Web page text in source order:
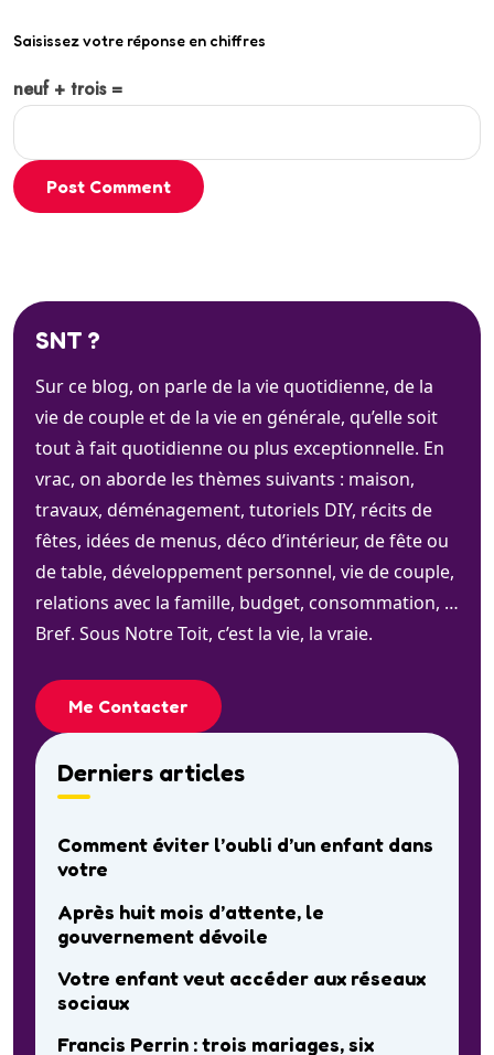
Saisissez votre réponse en chiffres
neuf + trois =
Post Comment
SNT ?
Sur ce blog, on parle de la vie quotidienne, de la
vie de couple et de la vie en générale, qu’elle soit
tout à fait quotidienne ou plus exceptionnelle. En
vrac, on aborde les thèmes suivants : maison,
travaux, déménagement, tutoriels DIY, récits de
fêtes, idées de menus, déco d’intérieur, de fête ou
de table, développement personnel, vie de couple,
relations avec la famille, budget, consommation, …
Bref. Sous Notre Toit, c’est la vie, la vraie.
Me Contacter
Derniers articles
Comment éviter l’oubli d’un enfant dans
votre
Après huit mois d’attente, le
gouvernement dévoile
Votre enfant veut accéder aux réseaux
sociaux
Francis Perrin : trois mariages, six